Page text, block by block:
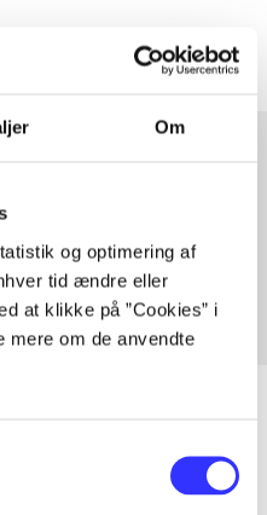
Om
og optimering af
tid ændre eller
at klikke på ”Cookies” i
mere om de anvendte